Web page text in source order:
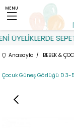
ÜYELİKLERDE
MENU
Anasayfa BEBEK &
Çocuk Güneş Gözlüğü D 3-